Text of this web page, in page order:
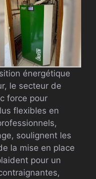
énergétique
le secteur de
force pour
flexibles en
soulignent les
la mise en place
pour un